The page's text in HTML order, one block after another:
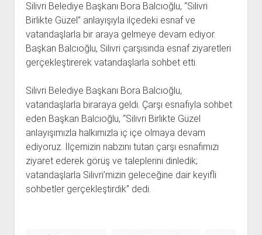
Silivri Belediye Başkanı Bora Balcıoğlu, “Silivri
Birlikte Güzel” anlayışıyla ilçedeki esnaf ve
vatandaşlarla bir araya gelmeye devam ediyor.
Başkan Balcıoğlu, Silivri çarşısında esnaf ziyaretleri
gerçekleştirerek vatandaşlarla sohbet etti.
Silivri Belediye Başkanı Bora Balcıoğlu,
vatandaşlarla biraraya geldi. Çarşı esnafıyla sohbet
eden Başkan Balcıoğlu, “Silivri Birlikte Güzel
anlayışımızla halkımızla iç içe olmaya devam
ediyoruz. İlçemizin nabzını tutan çarşı esnafımızı
ziyaret ederek görüş ve taleplerini dinledik;
vatandaşlarla Silivri’mizin geleceğine dair keyifli
sohbetler gerçekleştirdik” dedi.